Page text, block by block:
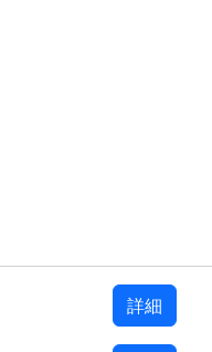
詳細